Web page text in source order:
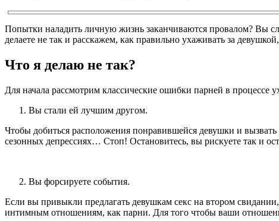
Попытки наладить личную жизнь заканчиваются провалом? Вы
делаете не так и расскажем, как правильно ухаживать за
Что я делаю не так?
Для начала рассмотрим классические ошибки парней в процессе
Вы стали ей лучшим другом.
Чтобы добиться расположения понравившейся девушки и
сезонных депрессиях… Стоп! Остановитесь, вы рискуете так и
Вы форсируете события.
Если вы привыкли предлагать девушкам секс на втором
интимным отношениям, как парни. Для того чтобы ваши